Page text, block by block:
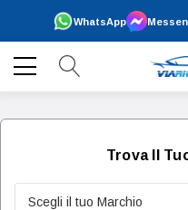
WhatsApp
Trova Il